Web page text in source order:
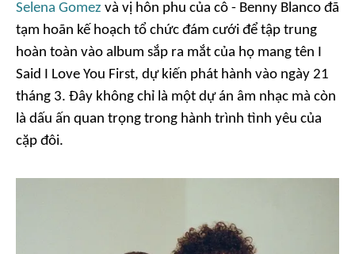
Selena Gomez và vị hôn phu của cô - Benny Blanco đã
tạm hoãn kế hoạch tổ chức đám cưới để tập trung
hoàn toàn vào album sắp ra mắt của họ mang tên I
Said I Love You First, dự kiến phát hành vào ngày 21
tháng 3. Đây không chỉ là một dự án âm nhạc mà còn
là dấu ấn quan trọng trong hành trình tình yêu của
cặp đôi.